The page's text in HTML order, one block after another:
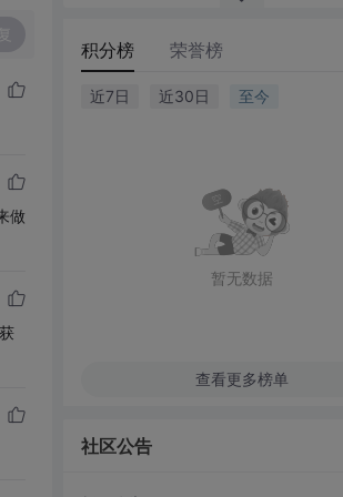
做
积分榜 荣誉榜
近7日 近30日 至今
暂无数据
查看更多榜单
社区公告